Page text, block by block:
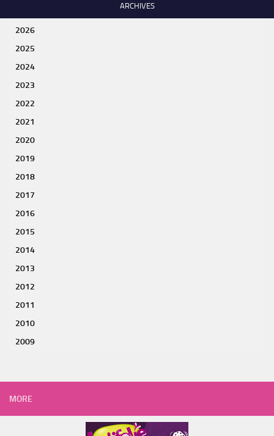
ARCHIVES
2026
2025
2024
2023
2022
2021
2020
2019
2018
2017
2016
2015
2014
2013
2012
2011
2010
2009
MORE